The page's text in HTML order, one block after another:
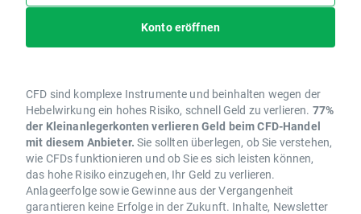
Konto eröffnen
CFD sind komplexe Instrumente und beinhalten wegen der
Hebelwirkung ein hohes Risiko, schnell Geld zu verlieren. 77%
der Kleinanlegerkonten verlieren Geld beim CFD-Handel
mit diesem Anbieter. Sie sollten überlegen, ob Sie verstehen,
wie CFDs funktionieren und ob Sie es sich leisten können,
das hohe Risiko einzugehen, Ihr Geld zu verlieren.
Anlageerfolge sowie Gewinne aus der Vergangenheit
garantieren keine Erfolge in der Zukunft. Inhalte, Newsletter